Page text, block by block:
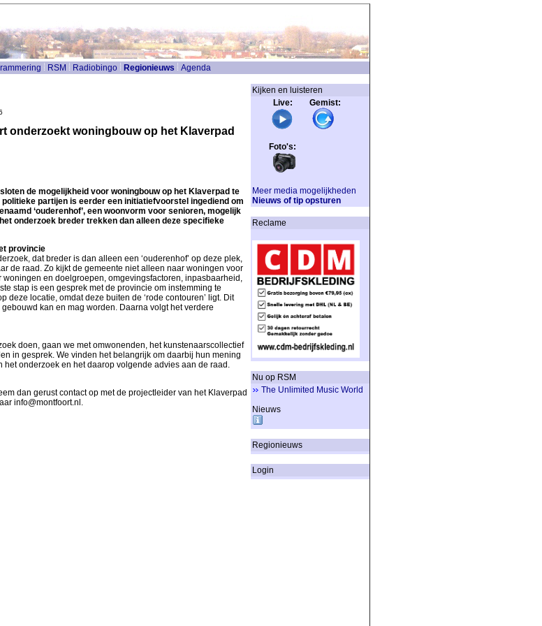
RSM Radiobingo Regionieuws Agenda
onderzoekt woningbouw op het Klaverpad
de mogelijkheid voor woningbouw op het Klaverpad te
politieke partijen is eerder een initiatiefvoorstel ingediend om
‘ouderenhof’, een woonvorm voor senioren, mogelijk
onderzoek breder trekken dan alleen deze specifieke
provincie
dat breder is dan alleen een ‘ouderenhof’ op deze plek,
de raad. Zo kijkt de gemeente niet alleen naar woningen voor
en doelgroepen, omgevingsfactoren, inpasbaarheid,
stap is een gesprek met de provincie om instemming te
deze locatie, omdat deze buiten de ‘rode contouren’ ligt. Dit
kan en mag worden. Daarna volgt het verdere
doen, gaan we met omwonenden, het kunstenaarscollectief
in gesprek. We vinden het belangrijk om daarbij hun mening
het onderzoek en het daarop volgende advies aan de raad.
dan gerust contact op met de projectleider van het Klaverpad
info@montfoort.nl.
Kijken en luisteren
Live: Gemist:
Foto's:
Meer media mogelijkheden
Nieuws of tip opsturen
Reclame
Nu op RSM
The Unlimited Music World
Nieuws
Regionieuws
Login